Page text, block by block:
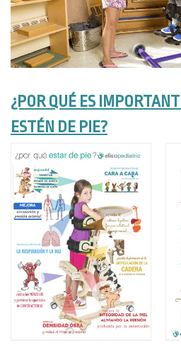
¿POR QUÉ ES
ESTÉN DE PIE?